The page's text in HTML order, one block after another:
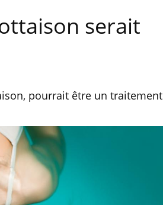
serait
pourrait être un traitement